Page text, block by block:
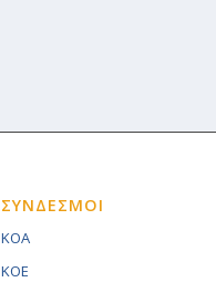
ΣΥΝΔΕΣΜΟΙ
KOA
KOE